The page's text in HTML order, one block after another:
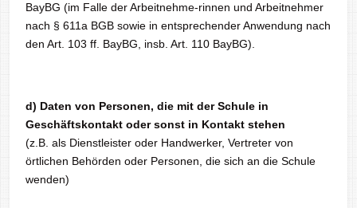
BayBG (im Falle der Arbeitnehme-rinnen und Arbeitnehmer
nach § 611a BGB sowie in entsprechender Anwendung nach
den Art. 103 ff. BayBG, insb. Art. 110 BayBG).
d) Daten von Personen, die mit der Schule in
Geschäftskontakt oder sonst in Kontakt stehen
(z.B. als Dienstleister oder Handwerker, Vertreter von
örtlichen Behörden oder Personen, die sich an die Schule
wenden)